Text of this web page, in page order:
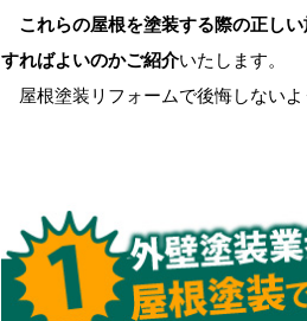
これらの屋根を塗装する際の正し
すればよいのかご紹介いたします。
屋根塗装リフォームで後悔しないよ